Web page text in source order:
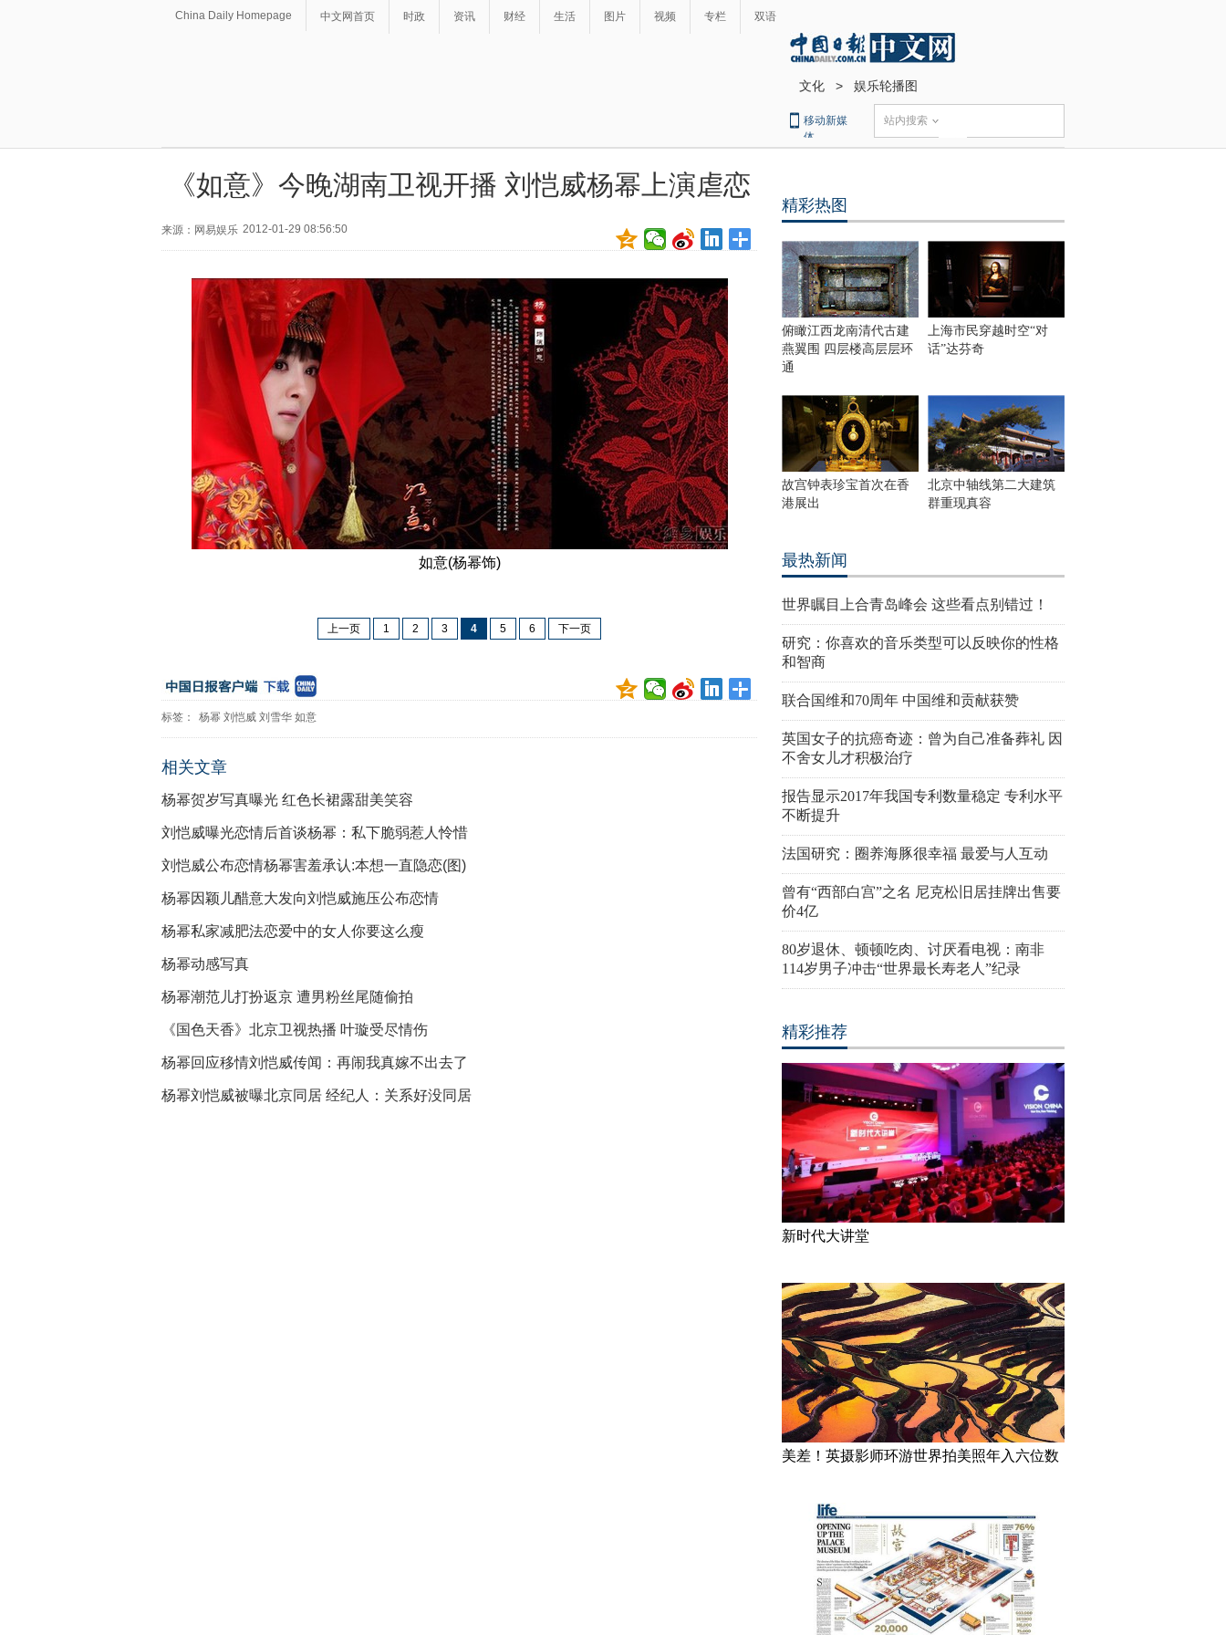
China Daily Homepage 中文网首页 时政 资讯 财经 生活 图片 视频 专栏 双语
文化 > 娱乐轮播图
移动新媒
体
站内搜索
《如意》今晚湖南卫视开播 刘恺威杨幂上演虐恋
来源：网易娱乐 2012-01-29 08:56:50
如意(杨幂饰)
上一页 1 2 3 4 5 6 下一页
标签： 杨幂 刘恺威 刘雪华 如意
相关文章
杨幂贺岁写真曝光 红色长裙露甜美笑容
刘恺威曝光恋情后首谈杨幂：私下脆弱惹人怜惜
刘恺威公布恋情杨幂害羞承认:本想一直隐恋(图)
杨幂因颖儿醋意大发向刘恺威施压公布恋情
杨幂私家减肥法恋爱中的女人你要这么瘦
杨幂动感写真
杨幂潮范儿打扮返京 遭男粉丝尾随偷拍
《国色天香》北京卫视热播 叶璇受尽情伤
杨幂回应移情刘恺威传闻：再闹我真嫁不出去了
杨幂刘恺威被曝北京同居 经纪人：关系好没同居
精彩热图
俯瞰江西龙南清代古建
燕翼围 四层楼高层层环
通
上海市民穿越时空“对
话”达芬奇
故宫钟表珍宝首次在香
港展出
北京中轴线第二大建筑
群重现真容
最热新闻
世界瞩目上合青岛峰会 这些看点别错过！
研究：你喜欢的音乐类型可以反映你的性格
和智商
联合国维和70周年 中国维和贡献获赞
英国女子的抗癌奇迹：曾为自己准备葬礼 因
不舍女儿才积极治疗
报告显示2017年我国专利数量稳定 专利水平
不断提升
法国研究：圈养海豚很幸福 最爱与人互动
曾有“西部白宫”之名 尼克松旧居挂牌出售要
价4亿
80岁退休、顿顿吃肉、讨厌看电视：南非
114岁男子冲击“世界最长寿老人”纪录
精彩推荐
新时代大讲堂
美差！英摄影师环游世界拍美照年入六位数